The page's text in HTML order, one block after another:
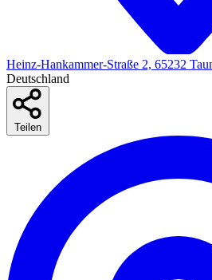
Heinz-Hankammer-Straße 2, 65232
Deutschland
Teilen